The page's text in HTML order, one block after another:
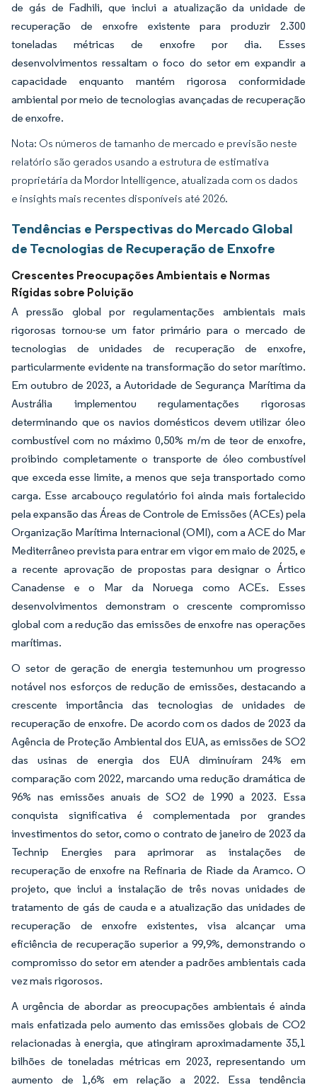
de gás de Fadhili, que inclui a atualização da unidade de
recuperação de enxofre existente para produzir 2.300
toneladas métricas de enxofre por dia. Esses
desenvolvimentos ressaltam o foco do setor em expandir a
capacidade enquanto mantém rigorosa conformidade
ambiental por meio de tecnologias avançadas de recuperação
de enxofre.
Nota: Os números de tamanho de mercado e previsão neste
relatório são gerados usando a estrutura de estimativa
proprietária da Mordor Intelligence, atualizada com os dados
e insights mais recentes disponíveis até 2026.
Tendências e Perspectivas do Mercado Global
de Tecnologias de Recuperação de Enxofre
Crescentes Preocupações Ambientais e Normas
Rígidas sobre Poluição
A pressão global por regulamentações ambientais mais
rigorosas tornou-se um fator primário para o mercado de
tecnologias de unidades de recuperação de enxofre,
particularmente evidente na transformação do setor marítimo.
Em outubro de 2023, a Autoridade de Segurança Marítima da
Austrália implementou regulamentações rigorosas
determinando que os navios domésticos devem utilizar óleo
combustível com no máximo 0,50% m/m de teor de enxofre,
proibindo completamente o transporte de óleo combustível
que exceda esse limite, a menos que seja transportado como
carga. Esse arcabouço regulatório foi ainda mais fortalecido
pela expansão das Áreas de Controle de Emissões (ACEs) pela
Organização Marítima Internacional (OMI), com a ACE do Mar
Mediterrâneo prevista para entrar em vigor em maio de 2025, e
a recente aprovação de propostas para designar o Ártico
Canadense e o Mar da Noruega como ACEs. Esses
desenvolvimentos demonstram o crescente compromisso
global com a redução das emissões de enxofre nas operações
marítimas.
O setor de geração de energia testemunhou um progresso
notável nos esforços de redução de emissões, destacando a
crescente importância das tecnologias de unidades de
recuperação de enxofre. De acordo com os dados de 2023 da
Agência de Proteção Ambiental dos EUA, as emissões de SO2
das usinas de energia dos EUA diminuíram 24% em
comparação com 2022, marcando uma redução dramática de
96% nas emissões anuais de SO2 de 1990 a 2023. Essa
conquista significativa é complementada por grandes
investimentos do setor, como o contrato de janeiro de 2023 da
Technip Energies para aprimorar as instalações de
recuperação de enxofre na Refinaria de Riade da Aramco. O
projeto, que inclui a instalação de três novas unidades de
tratamento de gás de cauda e a atualização das unidades de
recuperação de enxofre existentes, visa alcançar uma
eficiência de recuperação superior a 99,9%, demonstrando o
compromisso do setor em atender a padrões ambientais cada
vez mais rigorosos.
A urgência de abordar as preocupações ambientais é ainda
mais enfatizada pelo aumento das emissões globais de CO2
relacionadas à energia, que atingiram aproximadamente 35,1
bilhões de toneladas métricas em 2023, representando um
aumento de 1,6% em relação a 2022. Essa tendência